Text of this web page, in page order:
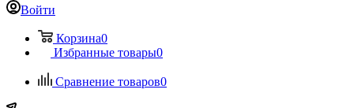
Войти
Корзина0
Избранные товары0
Сравнение товаров0